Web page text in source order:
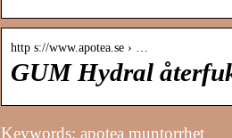
http s://www.apotea.se › …
GUM Hydral
Keywords: apotea muntorrhet